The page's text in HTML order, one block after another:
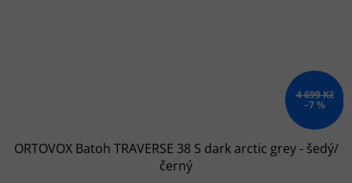
4 699 Kč
–7 %
ORTOVOX Batoh TRAVERSE 38 S dark arctic grey - šedý/
černý